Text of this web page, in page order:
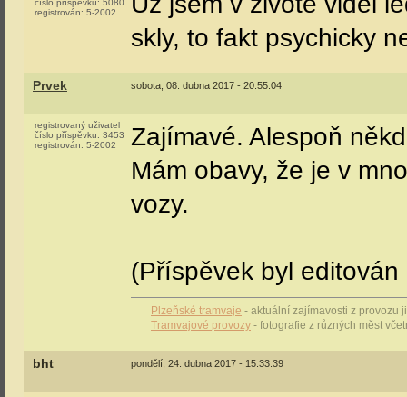
číslo příspěvku: 5080
registrován: 5-2002
skly, to fakt psychicky
Prvek sobota, 08. dubna 2017 - 20:55:04
registrovaný uživatel
číslo příspěvku: 3453
registrován: 5-2002
Zajímavé. Alespoň
Mám obavy, že je v
vozy.
(Příspěvek byl
Plzeňské tramvaje - aktuální zajímavosti z provozu
Tramvajové provozy - fotografie z různých měst
bht pondělí, 24. dubna 2017 - 15:33:39